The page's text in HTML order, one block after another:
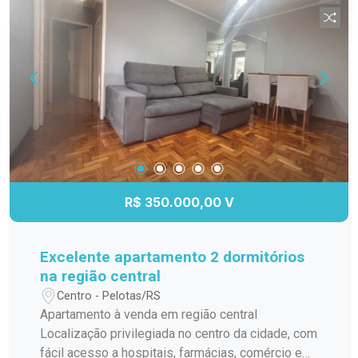
R$ 350.000,00 V
Excelente apartamento 2 dormitórios
na região central
Centro - Pelotas/RS
Apartamento à venda em região central
Localização privilegiada no centro da cidade, com
fácil acesso a hospitais, farmácias, comércio e